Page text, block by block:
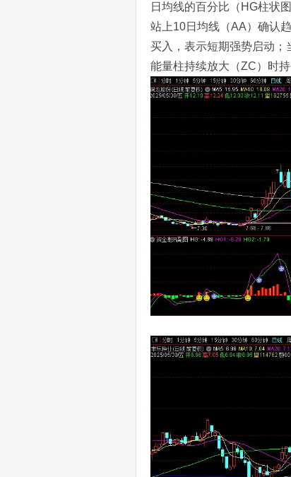
日均线的百分比（HG柱状
站上10日均线（AA）确认
买入，表示短期强势启动
能量柱持续放大（ZC）时持